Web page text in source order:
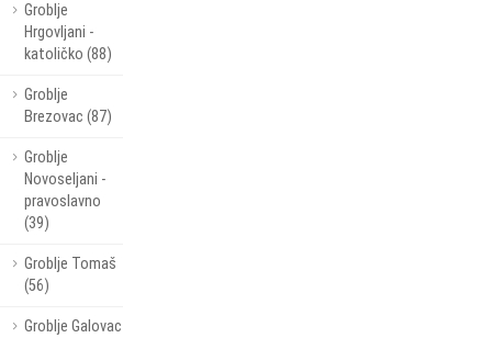
Groblje
Hrgovljani -
katoličko (88)
Groblje
Brezovac (87)
Groblje
Novoseljani -
pravoslavno
(39)
Groblje Tomaš
(56)
Groblje Galovac